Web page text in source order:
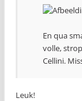
En qua
volle,
Cellini.
Leuk!